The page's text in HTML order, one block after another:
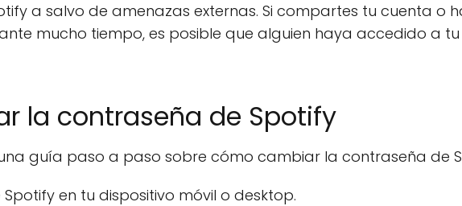
a salvo de amenazas externas. Si compartes tu cuenta o
mucho tiempo, es posible que alguien haya accedido a tu
la contraseña de Spotify
guía paso a paso sobre cómo cambiar la contraseña de
en tu dispositivo móvil o desktop.